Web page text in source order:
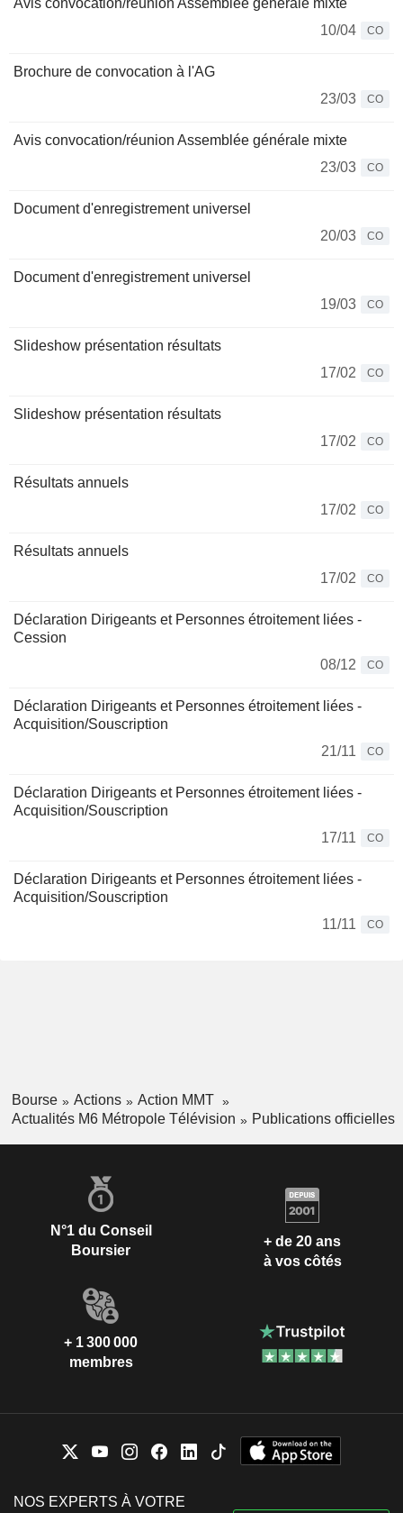
Avis convocation/réunion Assemblée générale mixte
10/04
CO
Brochure de convocation à l'AG
23/03
CO
Avis convocation/réunion Assemblée générale mixte
23/03
CO
Document d'enregistrement universel
20/03
CO
Document d'enregistrement universel
19/03
CO
Slideshow présentation résultats
17/02
CO
Slideshow présentation résultats
17/02
CO
Résultats annuels
17/02
CO
Résultats annuels
17/02
CO
Déclaration Dirigeants et Personnes étroitement liées -
Cession
08/12
CO
Déclaration Dirigeants et Personnes étroitement liées -
Acquisition/Souscription
21/11
CO
Déclaration Dirigeants et Personnes étroitement liées -
Acquisition/Souscription
17/11
CO
Déclaration Dirigeants et Personnes étroitement liées -
Acquisition/Souscription
11/11
CO
Bourse Actions
Action MMT
Actualités M6 Métropole Télévision
Publications officielles
N°1 du Conseil
Boursier
+ de 20 ans
à vos côtés
+ 1 300 000
membres
NOS EXPERTS À VOTRE